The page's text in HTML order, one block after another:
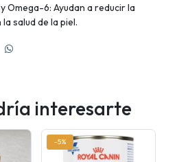
Omega-6: Ayudan a reducir la
salud de la piel.
interesarte
-5%